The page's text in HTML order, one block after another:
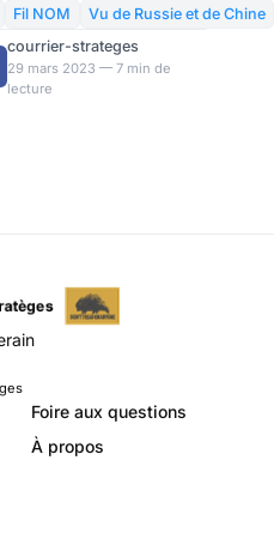
Mobil. Jusqu’à
le Tchad était
comme le principal
de l’Occident en Afrique
Fil NOM
Vu de Russie et de Chine
courrier-strateges
29 mars 2023 — 7 min de
lecture
Foire aux questions
À propos